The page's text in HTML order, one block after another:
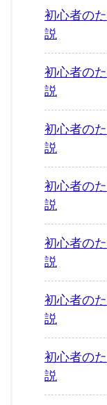
初心者の
説
初心者の
説
初心者の
説
初心者の
説
初心者の
説
初心者の
説
初心者の
説